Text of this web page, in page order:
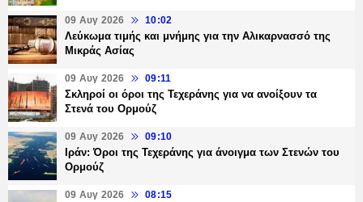
09 Αυγ 2026 10:02
Λεύκωμα τιμής και μνήμης για την Αλικαρνασσό της
Μικράς Ασίας
09 Αυγ 2026 09:11
Σκληροί οι όροι της Τεχεράνης για να ανοίξουν τα
Στενά του Ορμούζ
09 Αυγ 2026 09:10
Ιράν: Όροι της Τεχεράνης για άνοιγμα των Στενών του
Ορμούζ
09 Αυγ 2026 08:15